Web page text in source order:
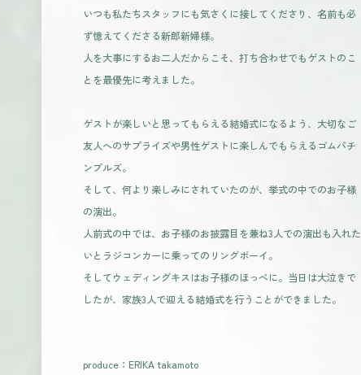
いつも私たちスタッフにも気さくに接してくださり、名前も必
ず憶えてくださる新郎新婦様。
人を大事にするお二人だからこそ、打ち合わせでもゲストのこ
とを最優先に考えました。
ゲストが楽しいと思ってもらえる結婚式になるよう、大切なご
友人へのサプライズや男性ゲストに楽しんでもらえるゴムパチ
ンプルズ。
そして、何より楽しみにされていたのが、挙式の中でのお子様
の演出。
人前式の中では、お子様のお披露目を兼ね3人での演出も入れた
いとラジコンカーに乗ってのリングボーイ。
そしてウェディングキスはお子様のほっぺに。当日は大泣きで
したが、家族3人で迎える結婚式を行うことができました。
produce：ERIKA takamoto